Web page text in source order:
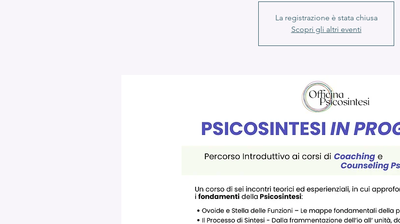
La registrazione è stata chiusa
Scopri gli altri eventi